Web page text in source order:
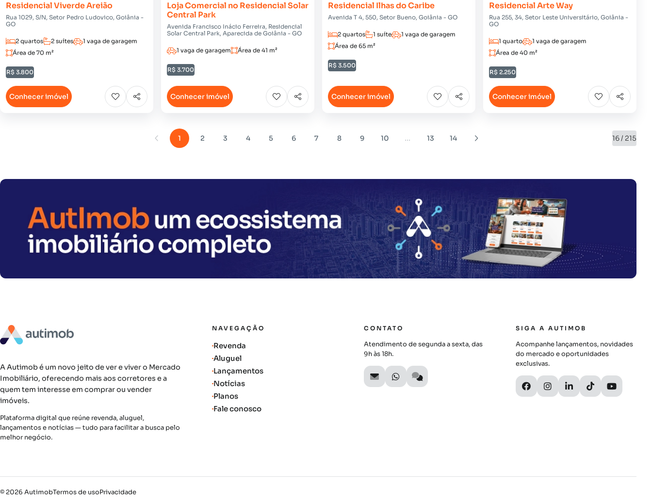
Residencial Viverde Areião
Rua 1029, S/N, Setor Pedro Ludovico, Goiânia -
GO
2 quartos 2 suítes
1 vaga de garagem
Área de 70 m²
R$ 3.800
Conhecer imóvel
Loja Comercial no Residencial Solar
Central Park
Avenida Francisco Inácio Ferreira, Residencial
Solar Central Park, Aparecida de Goiânia - GO
1 vaga de garagem Área de 41 m²
R$ 3.700
Conhecer imóvel
Residencial Ilhas do Caribe
Avenida T 4, 550, Setor Bueno, Goiânia - GO
2 quartos 1 suíte
1 vaga de garagem
Área de 65 m²
R$ 3.500
Conhecer imóvel
Residencial Arte Way
Rua 255, 34, Setor Leste Universitário, Goiânia -
GO
1 quarto
1 vaga de garagem
Área de 40 m²
R$ 2.250
Conhecer imóvel
1 2 3 4 5 6 7 8 9 10 ... 13 14 16 / 215
A Autimob é um novo jeito de ver e viver o Mercado
Imobiliário, oferecendo mais aos corretores e a
quem tem interesse em comprar ou vender
imóveis.
Plataforma digital que reúne revenda, aluguel,
lançamentos e notícias — tudo para facilitar a busca pelo
melhor negócio.
NAVEGAÇÃO
Revenda
Aluguel
Lançamentos
Notícias
Planos
Fale conosco
CONTATO
Atendimento de segunda a sexta, das
9h às 18h.
SIGA A AUTIMOB
Acompanhe lançamentos, novidades
do mercado e oportunidades
exclusivas.
© 2026 AutimobTermos de usoPrivacidade